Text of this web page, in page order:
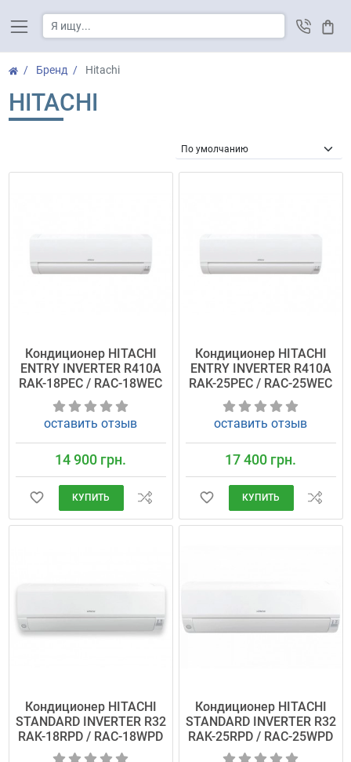
Бренд Hitachi
HITACHI
Кондиционер HITACHI
ENTRY INVERTER R410A
RAK-18PEC / RAC-18WEC
оставить отзыв
14 900 грн.
КУПИТЬ
Кондиционер HITACHI
ENTRY INVERTER R410A
RAK-25PEC / RAC-25WEC
оставить отзыв
17 400 грн.
КУПИТЬ
Кондиционер HITACHI
STANDARD INVERTER R32
RAK-18RPD / RAC-18WPD
Кондиционер HITACHI
STANDARD INVERTER R32
RAK-25RPD / RAC-25WPD